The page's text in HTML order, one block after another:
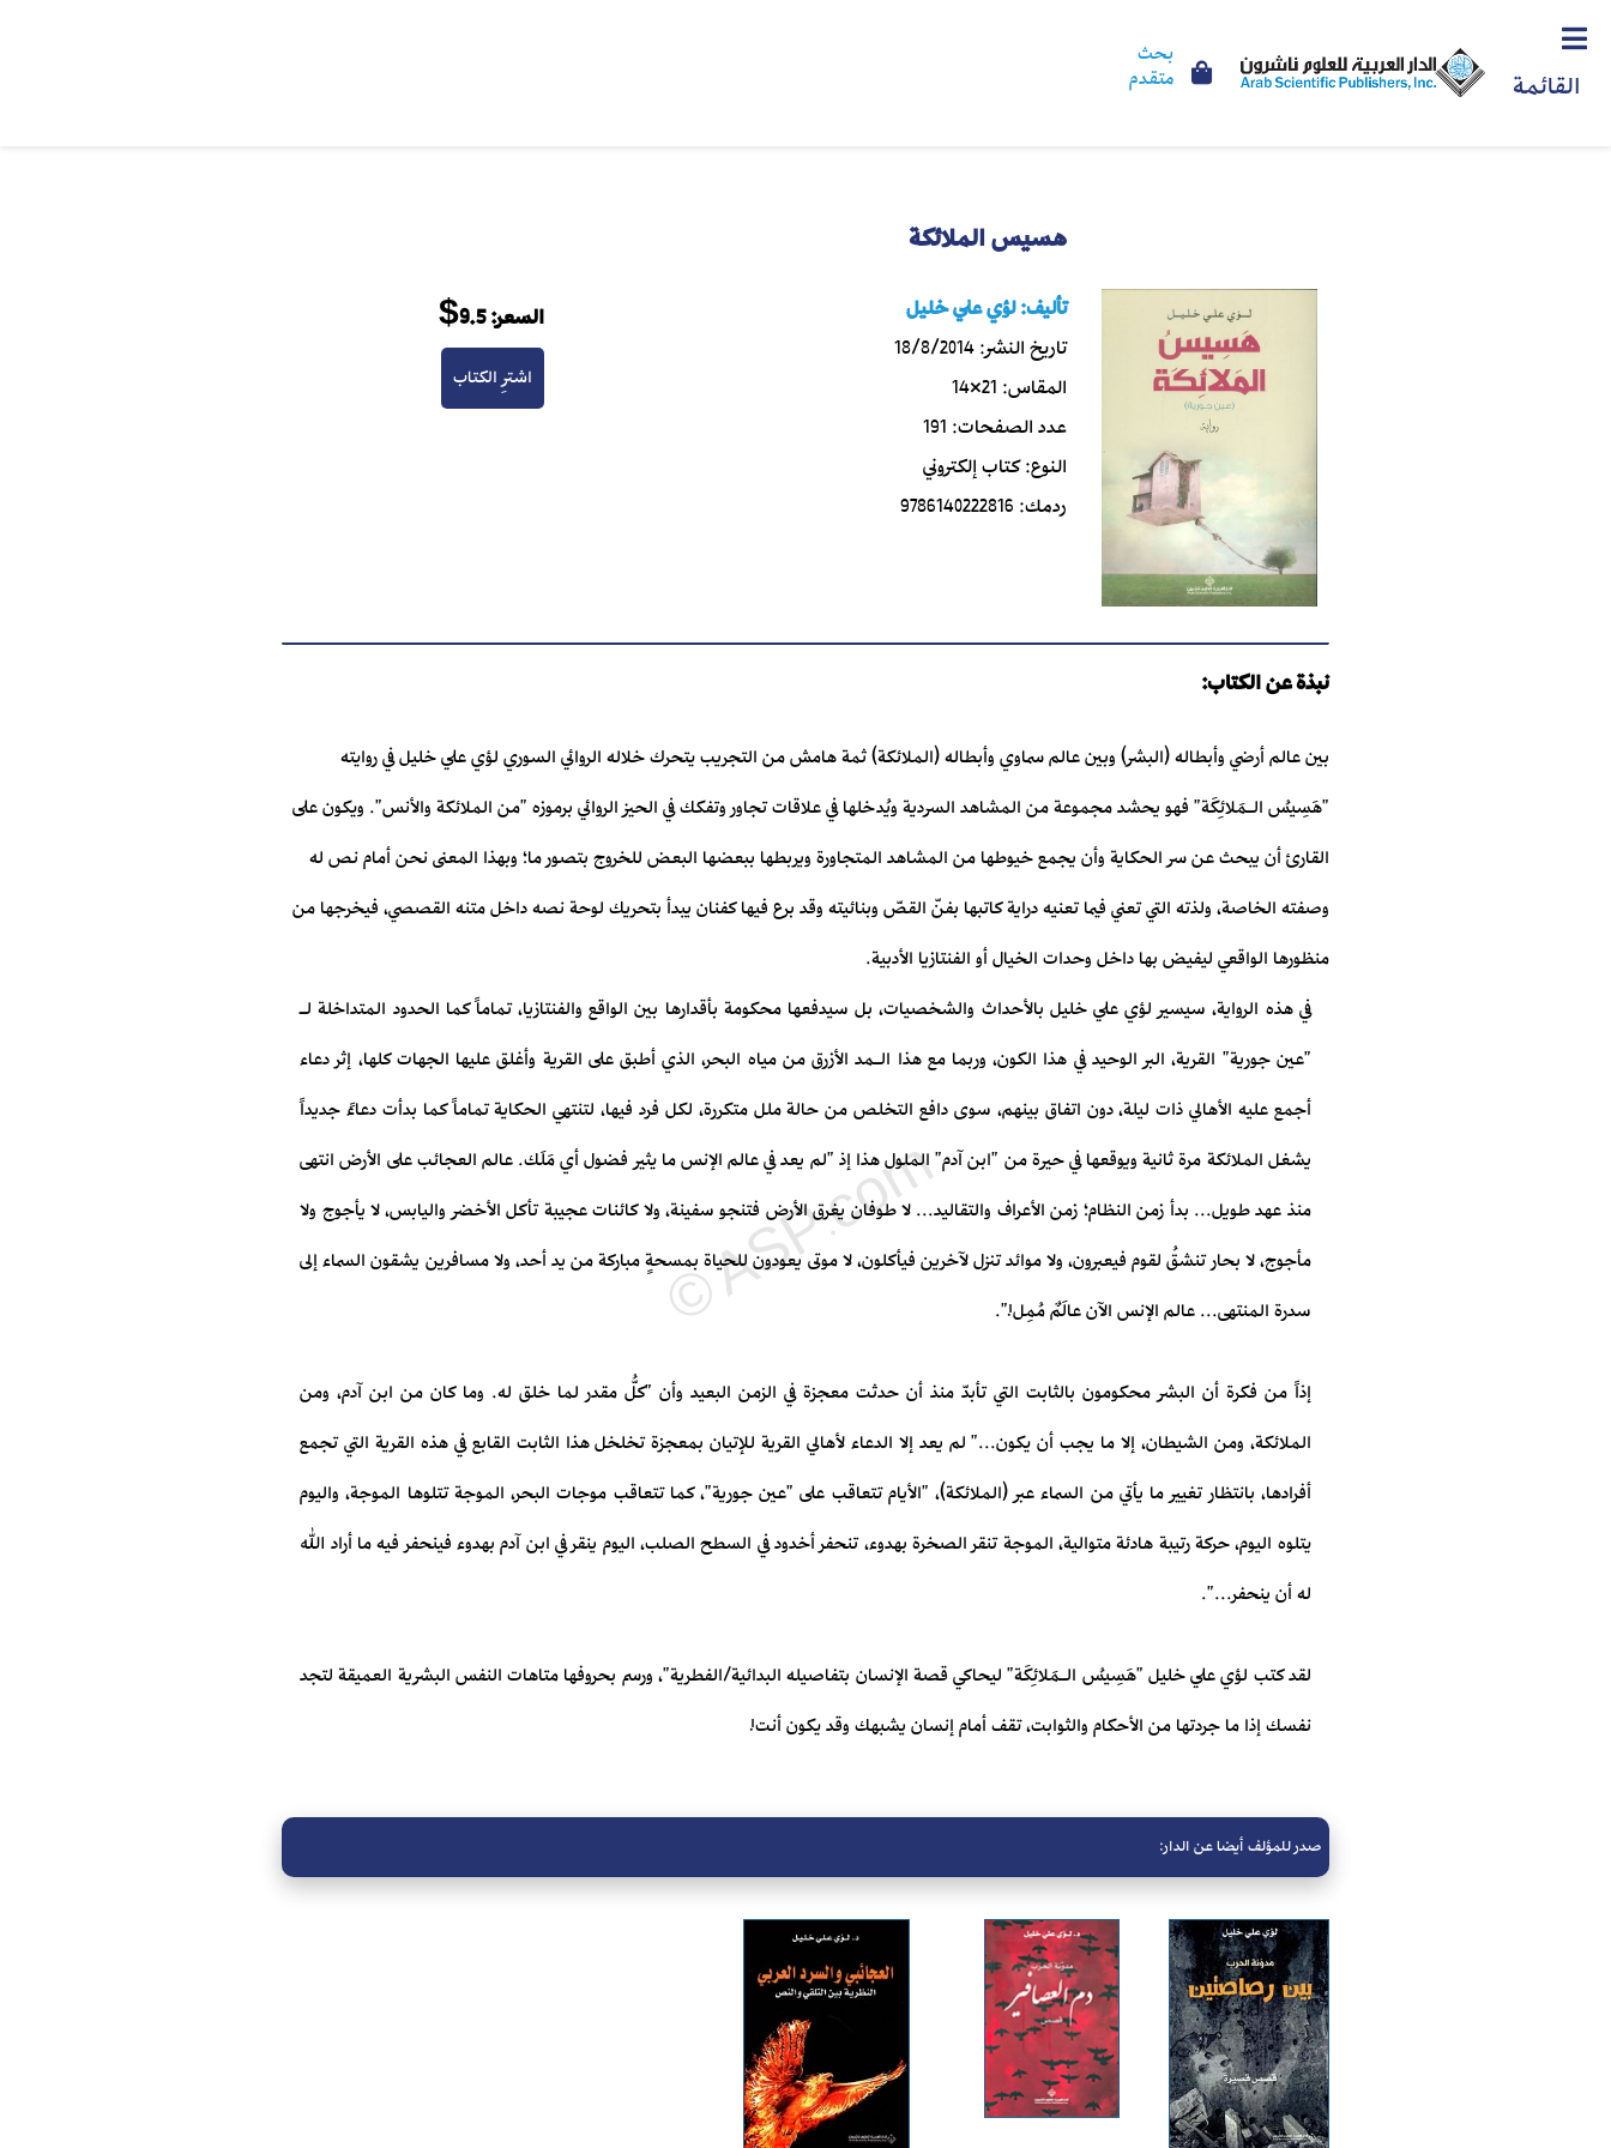
القائمة
بحث
متقدم
هسيس الملائكة
تأليف:لؤي علي خليل
تاريخ النشر:18/8/2014
المقاس:21×14
عدد الصفحات:191
النوع:كتاب إلكتروني
ردمك:9786140222816
السعر:9.5$
اشترِ الكتاب
نبذة عن الكتاب:
بين عالم أرضي وأبطاله (البشر) وبين عالم سماوي وأبطاله (الملائكة) ثمة هامش من التجريب يتحرك خلاله الروائي السوري لؤي علي خليل في روايته
"هَسِيسُ الـمَلائِكَة" فهو يحشد مجموعة من المشاهد السردية ويُدخلها في علاقات تجاور وتفكك في الحيز الروائي برموزه "من الملائكة والأنس". ويكون على
القارئ أن يبحث عن سر الحكاية وأن يجمع خيوطها من المشاهد المتجاورة ويربطها ببعضها البعض للخروج بتصور ما؛ وبهذا المعنى نحن أمام نص له
وصفته الخاصة، ولذته التي تعني فيما تعنيه دراية كاتبها بفنّ القصّ وبنائيته وقد برع فيها كفنان يبدأ بتحريك لوحة نصه داخل متنه القصصي، فيخرجها من
منظورها الواقعي ليفيض بها داخل وحدات الخيال أو الفنتازيا الأدبية.
في هذه الرواية، سيسير لؤي علي خليل بالأحداث والشخصيات، بل سيدفعها محكومة بأقدارها بين الواقع والفنتازيا، تماماً كما الحدود المتداخلة لـ
"عين جورية" القرية، البر الوحيد في هذا الكون، وربما مع هذا الـمد الأزرق من مياه البحر، الذي أطبق على القرية وأغلق عليها الجهات كلها، إثر دعاء
أجمع عليه الأهالي ذات ليلة، دون اتفاق بينهم، سوى دافع التخلص من حالة ملل متكررة، لكل فرد فيها، لتنتهي الحكاية تماماً كما بدأت دعاءً جديداً
يشغل الملائكة مرة ثانية ويوقعها في حيرة من "ابن آدم" الملول هذا إذ "لم يعد في عالم الإنس ما يثير فضول أي مَلَك. عالم العجائب على الأرض انتهى
منذ عهد طويل... بدأ زمن النظام؛ زمن الأعراف والتقاليد... لا طوفان يغرق الأرض فتنجو سفينة، ولا كائنات عجيبة تأكل الأخضر واليابس، لا يأجوج ولا
مأجوج، لا بحار تنشقُ لقوم فيعبرون، ولا موائد تنزل لآخرين فيأكلون، لا موتى يعودون للحياة بمسحةٍ مباركة من يد أحد، ولا مسافرين يشقون السماء إلى
سدرة المنتهى... عالم الإنس الآن عالَمٌ مُمِل!".
إذاً من فكرة أن البشر محكومون بالثابت التي تأبدّ منذ أن حدثت معجزة في الزمن البعيد وأن "كلُّ مقدر لما خلق له. وما كان من ابن آدم، ومن
الملائكة، ومن الشيطان، إلا ما يجب أن يكون..." لم يعد إلا الدعاء لأهالي القرية للإتيان بمعجزة تخلخل هذا الثابت القابع في هذه القرية التي تجمع
أفرادها، بانتظار تغيير ما يأتي من السماء عبر (الملائكة)، "الأيام تتعاقب على "عين جورية"، كما تتعاقب موجات البحر، الموجة تتلوها الموجة، واليوم
يتلوه اليوم، حركة رتيبة هادئة متوالية، الموجة تنقر الصخرة بهدوء، تنحفر أخدود في السطح الصلب، اليوم ينقر في ابن آدم بهدوء فينحفر فيه ما أراد الله
له أن ينحفر...".
لقد كتب لؤي علي خليل "هَسِيسُ الـمَلائِكَة" ليحاكي قصة الإنسان بتفاصيله البدائية/الفطرية"، ورسم بحروفها متاهات النفس البشرية العميقة لتجد
نفسك إذا ما جردتها من الأحكام والثوابت، تقف أمام إنسان يشبهك وقد يكون أنت!
صدر للمؤلف أيضا عن الدار: